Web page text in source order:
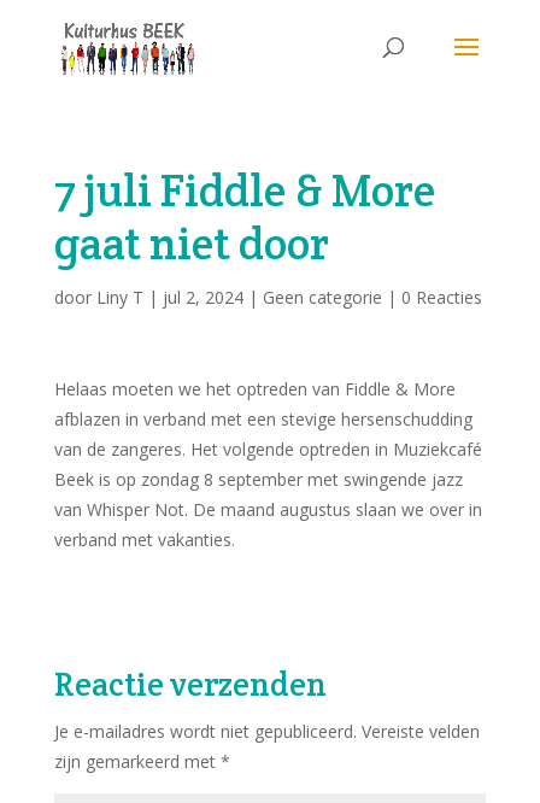
7 juli Fiddle & More
gaat niet door
door Liny T | jul 2, 2024| Geen categorie | 0 Reacties
Helaas moeten we het optreden van Fiddle & More
afblazen in verband met een stevige hersenschudding
van de zangeres. Het volgende optreden in Muziekcafé
Beek is op zondag 8 september met swingende jazz
van Whisper Not. De maand augustus slaan we over in
verband met vakanties.
Reactie verzenden
Je e-mailadres wordt niet gepubliceerd. Vereiste velden
zijn gemarkeerd met *